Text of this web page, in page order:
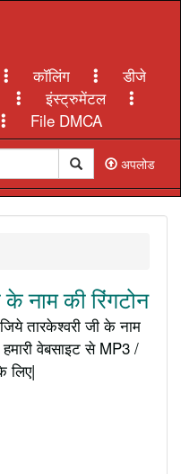
कॉलिंग
डीजे
इंस्ट्रुमेंटल
File DMCA
अपलोड
नाम की रिंगटोन
तारकेश्वरी जी के नाम
वेबसाइट से MP3 /
लिए|